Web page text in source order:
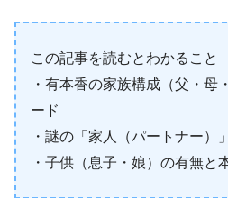
この記事を読むとわかること
・有本香の家族構成（父・母
ード
・謎の「家人（パートナー）
・子供（息子・娘）の有無と